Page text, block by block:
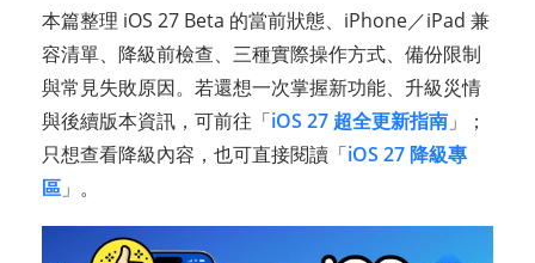
本篇整理 iOS 27 Beta 的當前狀態、iPhone／iPad 兼
容清單、降級前檢查、三種實際操作方式、備份限制
與常見失敗原因。若還想一次掌握新功能、升級災情
與後續版本資訊，可前往「iOS 27 超全更新指南 」；
只想查看降級內容，也可直接閱讀「iOS 27 降級專
區 」。